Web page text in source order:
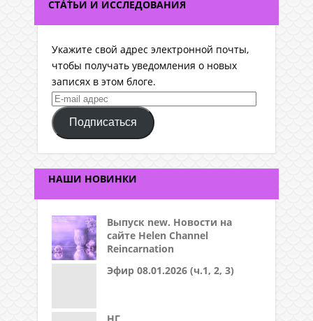
СТАТЬИ И ИССЛЕДОВАНИЯ
Укажите свой адрес электронной почты,
чтобы получать уведомления о новых
записях в этом блоге.
E-
mail
адрес
Подписаться
НАШИ НОВИНКИ
Выпуск new. Новости на
сайте Helen Channel
Reincarnation
Эфир 08.01.2026 (ч.1, 2, 3)
НГ